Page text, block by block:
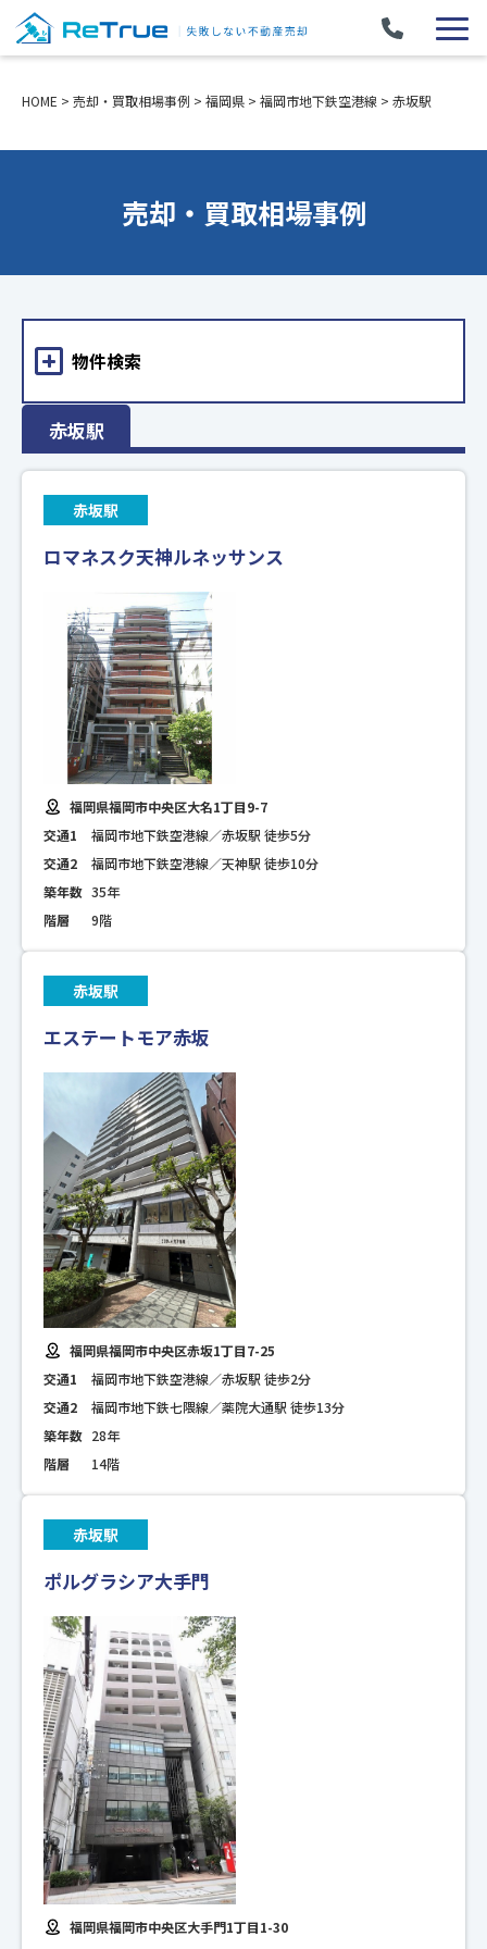
HOME > 売却・買取相場事例 > 福岡県 > 福岡市地下鉄空港線 > 赤坂駅
売却・買取相場事例
赤坂駅
赤坂駅
ロマネスク天神ルネッサンス
福岡県福岡市中央区大名1丁目9-7
交通1
福岡市地下鉄空港線／赤坂駅 徒歩5分
交通2
福岡市地下鉄空港線／天神駅 徒歩10分
築年数 35年
階層
9階
赤坂駅
エステートモア赤坂
福岡県福岡市中央区赤坂1丁目7-25
交通1
福岡市地下鉄空港線／赤坂駅 徒歩2分
交通2
福岡市地下鉄七隈線／薬院大通駅 徒歩13分
築年数 28年
階層
14階
赤坂駅
ポルグラシア大手門
福岡県福岡市中央区大手門1丁目1-30
物件検索